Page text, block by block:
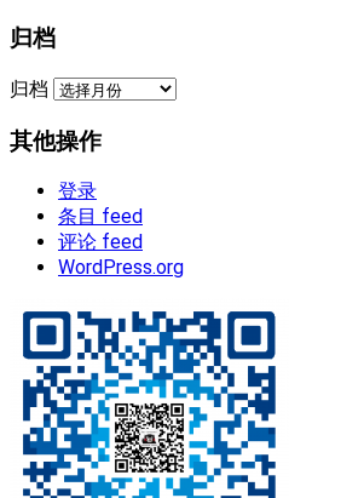
归档
归档
其他操作
登录
条目 feed
评论 feed
WordPress.org